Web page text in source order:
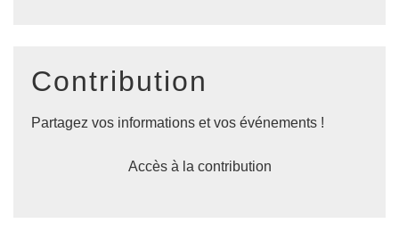
Contribution
Partagez vos informations et vos événements !
Accès à la contribution